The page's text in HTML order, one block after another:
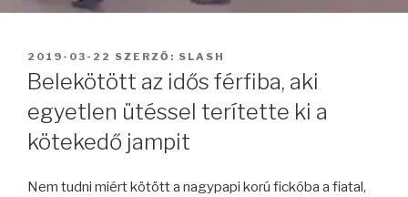
BEKÜLDVE:
2019-03-22 SZERZŐ: SLASH
Belekötött az idős férfiba, aki
egyetlen ütéssel terítette ki a
kötekedő jampit
Nem tudni miért kötött a nagypapi korú fickóba a fiatal,